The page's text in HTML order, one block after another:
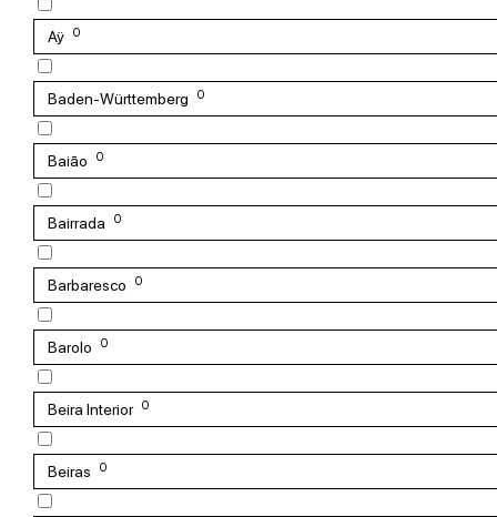
Aÿ 0
Baden-Württemberg 0
Baião 0
Bairrada 0
Barbaresco 0
Barolo 0
Beira Interior 0
Beiras 0